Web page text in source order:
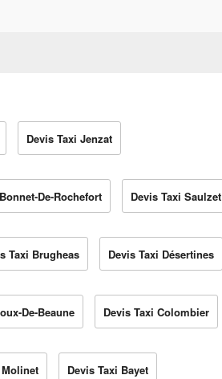
Devis Taxi Jenzat
De-Rochefort Devis Taxi Saulzet
Taxi Brugheas Devis Taxi Désertines
De-Beaune Devis Taxi Colombier
Devis Taxi Bayet